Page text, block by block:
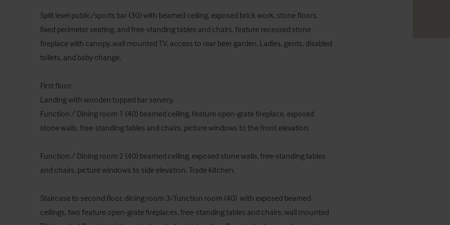
Split level public/sports bar (30) with beamed ceiling, exposed brick work, stone floors,
fixed perimeter seating, and free-standing tables and chairs, feature recessed stone
fireplace with canopy, wall mounted TV, access to rear beer garden. Ladies, gents, disabled
toilets, and baby change.
First floor:
Landing with wooden topped bar servery.
Function / Dining room 1 (40) beamed ceiling, feature open-grate fireplace, exposed
stone walls, free-standing tables and chairs, picture windows to the front elevation.
Function / Dining room 2 (40) beamed ceiling, exposed stone walls, free-standing tables
and chairs, picture windows to side elevation. Trade kitchen.
Staircase to second floor, dining room 3/function room (40)  with exposed beamed
ceilings, two feature open-grate fireplaces, free-standing tables and chairs, wall mounted